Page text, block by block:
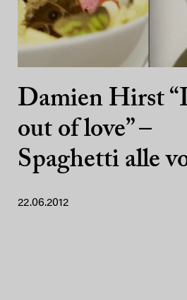
Damien Hirst
out of love” –
Spaghetti alle
22.06.2012